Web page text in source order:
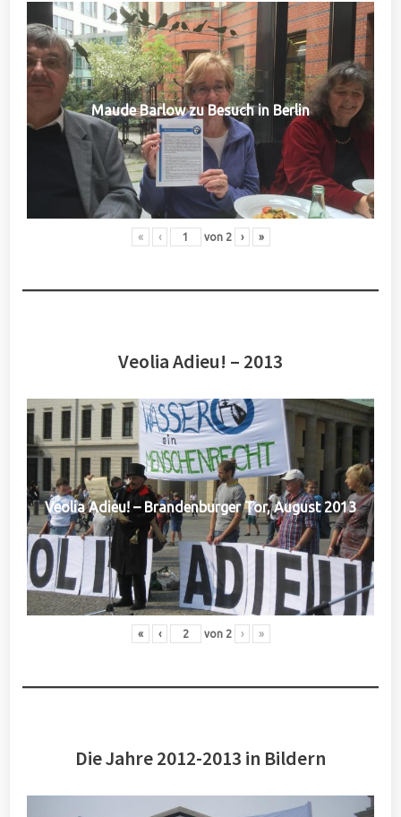
Maude Barlow zu Besuch in Berlin
« ‹ von 2 › »
Veolia Adieu! – 2013
Veolia Adieu! – Brandenburger Tor, August 2013
« ‹ von 2 › »
Die Jahre 2012-2013 in Bildern